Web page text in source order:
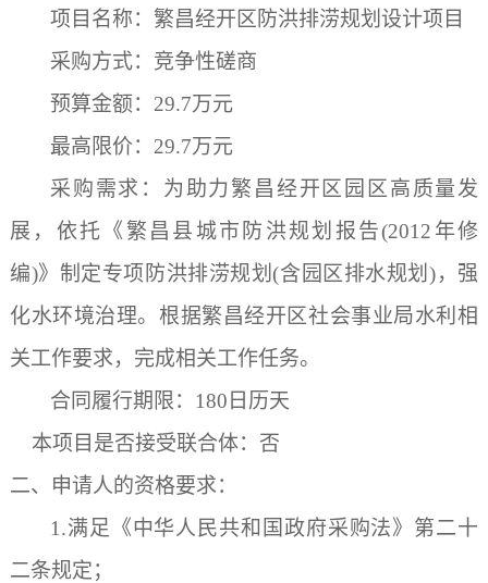
项目名称： 繁昌经开区防洪排涝规划设计项目
采购方式：竞争性磋商
预算金额： 29.7万元
最高限价： 29.7万元
采购需求： 为助力繁昌经开区园区高质量发
展，依托《繁昌县城市防洪规划报告(2012 年修
编)》制定专项防洪排涝规划(含园区排水规划 )，强
化水环境治理。根据繁昌经开区社会事业局水利相
关工作要求，完成相关工作任务。
合同履行期限： 180日历天
本项目是否接受联合体： 否
二、申请人的资格要求：
1.满足《中华人民共和国政府采购法》第二十
二条规定；